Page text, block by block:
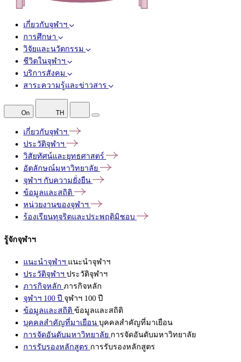
เกี่ยวกับจุฬาฯ
การศึกษา
วิจัยและนวัตกรรม
ชีวิตในจุฬาฯ
บริการสังคม
สาระความรู้และข่าวสาร
On TH
เกี่ยวกับจุฬาฯ
ประวัติจุฬาฯ
วิสัยทัศน์และยุทธศาสตร์
อัตลักษณ์มหาวิทยาลัย
จุฬาฯ กับความยั่งยืน
ข้อมูลและสถิติ
หน่วยงานของจุฬาฯ
ร้องเรียนทุจริตและประพฤติมิชอบ
รู้จักจุฬาฯ
แนะนำจุฬาฯ แนะนำจุฬาฯ
ประวัติจุฬาฯ ประวัติจุฬาฯ
ภารกิจหลัก ภารกิจหลัก
จุฬาฯ 100 ปี จุฬาฯ 100 ปี
ข้อมูลและสถิติ ข้อมูลและสถิติ
บุคคลสำคัญที่มาเยือน บุคคลสำคัญที่มาเยือน
การจัดอันดับมหาวิทยาลัย การจัดอันดับมหาวิทยาลัย
การรับรองหลักสูตร การรับรองหลักสูตร